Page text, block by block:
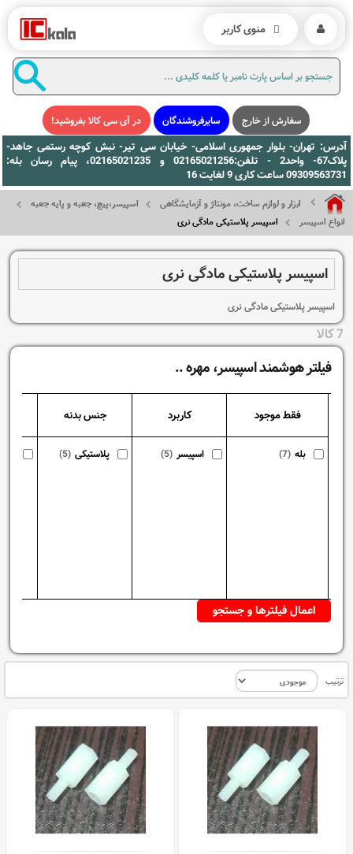
سفارش از خارج سایرفروشندگان در آی سی کالا بفروشید!
آدرس: تهران- بلوار جمهوری اسلامی- خیابان سی تیر- نبش کوچه رستمی جاهد-
پلاک67- واحد2 - تلفن:02165021256 و 02165021235، پیام رسان بله:
09309563731 ساعت کاری 9 لغایت 16
ابزار و لوازم ساخت، مونتاژ و آزمایشگاهی
اسپیسر،پیچ، جعبه و پایه جعبه
انواع اسپیسر
اسپیسر پلاستیکی مادگی نری
اسپیسر پلاستیکی مادگی نری
اسپیسر پلاستیکی مادگی نری
7 کالا
فیلتر هوشمند اسپیسر، مهره ..
فقط موجود
بله (7)
کاربرد
اسپیسر (5)
جنس بدنه
پلاستیکی (5)
ترتیب
منوی کاربر